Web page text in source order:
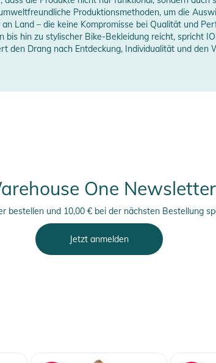
Produktionsmethoden, um die
Land – die keine Kompromisse bei Qualität und
hin zu stylischer Bike-Bekleidung reicht, spricht
den Drang nach Entdeckung, Individualität und den
One Newsletter
bestellen und 10,00 € bei der nächsten Bestellung
Jetzt anmelden